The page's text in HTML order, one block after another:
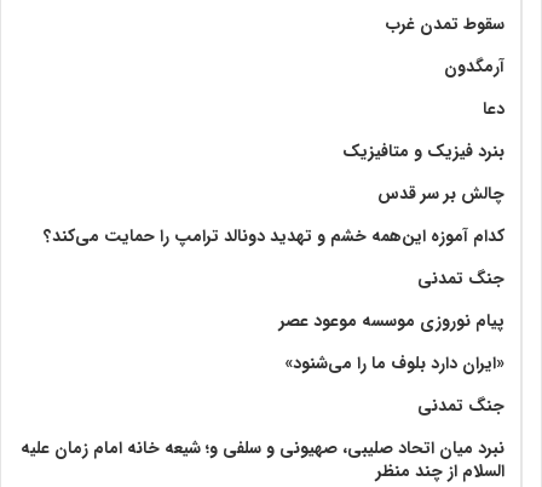
سقوط تمدن غرب
آرمگدون
دعا
بنرد فیزیک و متافیزیک
چالش بر سر قدس
کدام آموزه این‌همه خشم و تهدید دونالد ترامپ را حمایت می‌کند؟
جنگ تمدنی
پیام نوروزی موسسه موعود عصر
«ایران دارد بلوف ما را می‌شنود»
جنگ تمدنی
نبرد میان اتحاد صلیبی، صهیونی و سلفی و؛ شیعه خانه امام زمان علیه
السلام از چند منظر